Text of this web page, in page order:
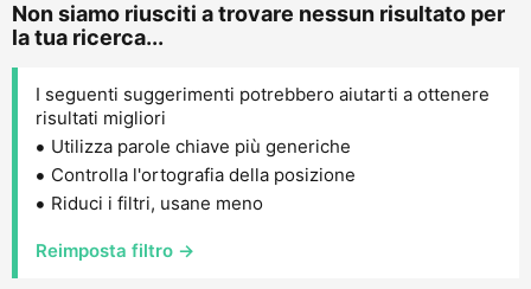
Non siamo riusciti a trovare nessun risultato per
la tua ricerca...
I seguenti suggerimenti potrebbero aiutarti a ottenere
risultati migliori
Utilizza parole chiave più generiche
Controlla l'ortografia della posizione
Riduci i filtri, usane meno
Reimposta filtro →